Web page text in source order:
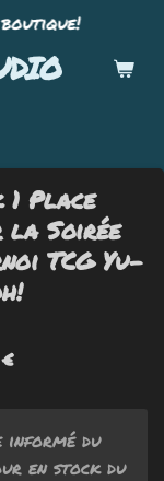
1 Place
la Soirée
TCG Yu-
informé du
en stock du